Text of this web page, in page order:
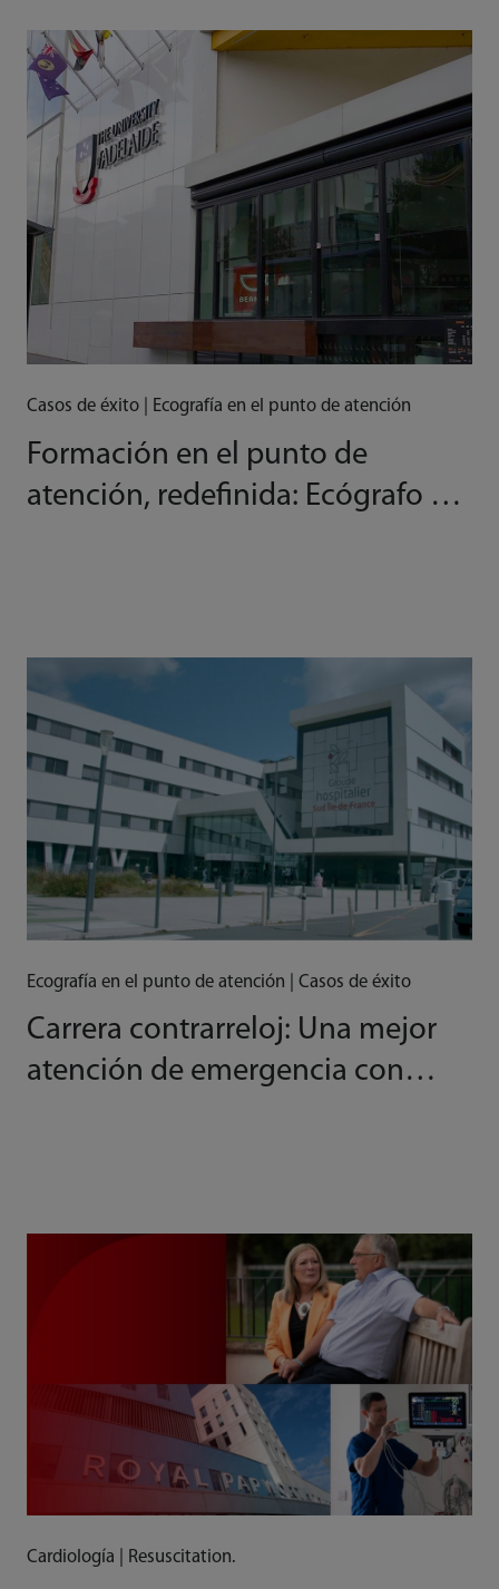
en la comunidad de la salud.
Casos de éxito | Ecografía en el punto de atención
Formación en el punto de
atención, redefinida: Ecógrafo de
Ecografía en el punto de atención | Casos de éxito
Carrera contrarreloj: Una mejor
atención de emergencia con
Cardiología | Resuscitation.